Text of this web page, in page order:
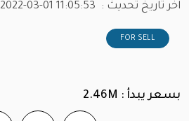
اخر تاريخ تحديث : 2022-03-01 11:05:53
FOR SELL
بسعر يبدأ : 2.46M